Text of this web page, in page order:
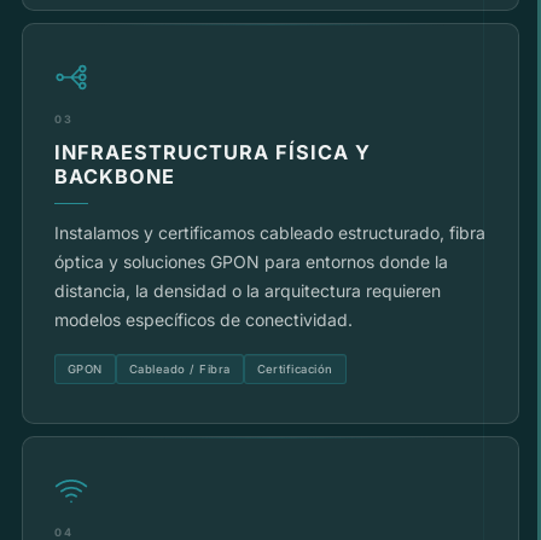
03
INFRAESTRUCTURA FÍSICA Y
BACKBONE
Instalamos y certificamos cableado estructurado, fibra
óptica y soluciones GPON para entornos donde la
distancia, la densidad o la arquitectura requieren
modelos específicos de conectividad.
GPON Cableado / Fibra Certificación
04